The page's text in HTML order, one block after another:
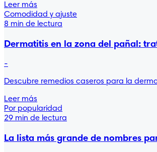
Leer más
Comodidad y ajuste
8 min de lectura
Dermatitis en la zona del pañal:
-
Descubre remedios caseros para la
Leer más
Por popularidad
29 min de lectura
La lista más grande de nombres